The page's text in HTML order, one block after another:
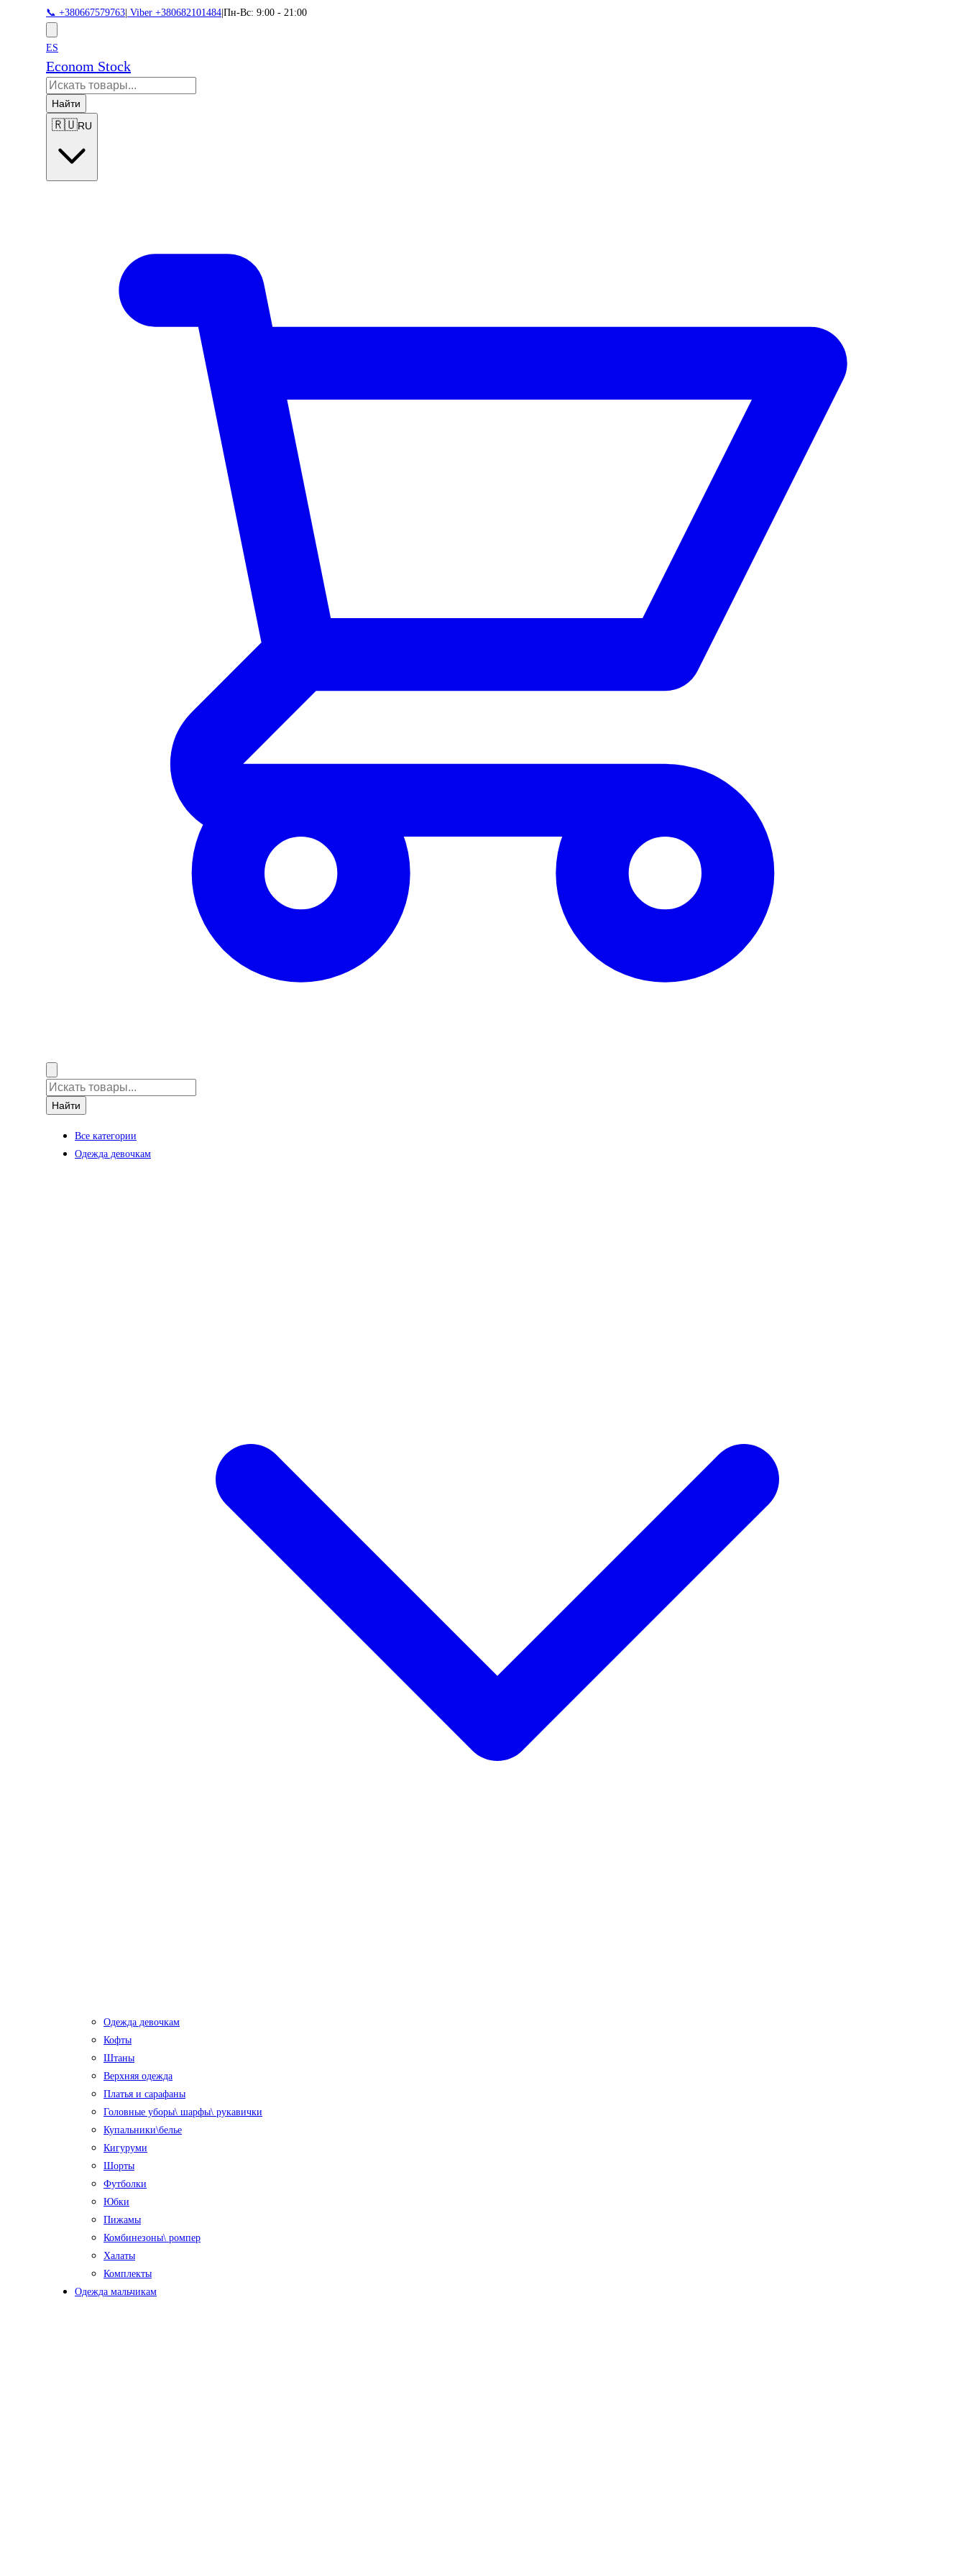
📞 +380667579763 Viber +380682101484 Пн-Вс: 9:00 - 21:00
ES
Econom Stock
Найти
🇷🇺RU
Найти
Все категории
Одежда девочкам
Одежда девочкам
Кофты
Штаны
Верхняя одежда
Платья и сарафаны
Головные уборы\ шарфы\ рукавички
Купальники\белье
Кигуруми
Шорты
Футболки
Юбки
Пижамы
Комбинезоны\ ромпер
Халаты
Комплекты
Одежда мальчикам